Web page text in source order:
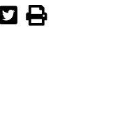
Partager
sur
 Imprimer
